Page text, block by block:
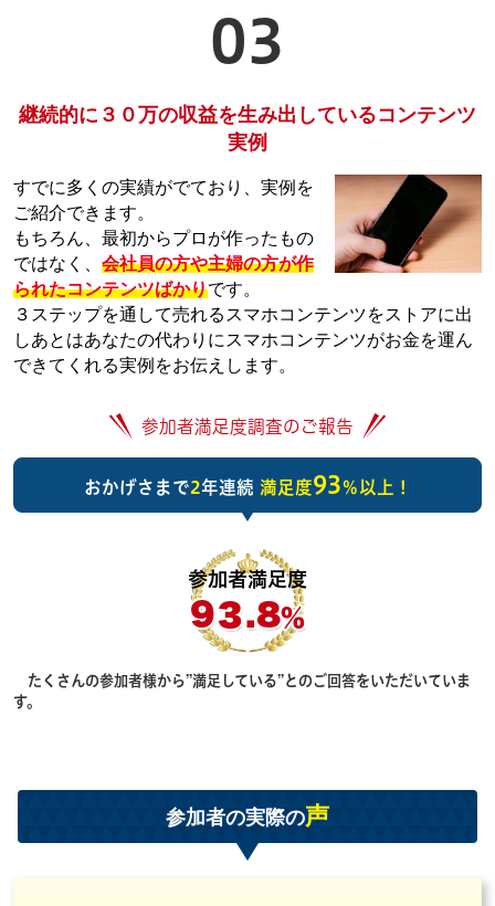
03
継続的に３０万の収益を生み出しているコンテンツ
実例
すでに多くの実績がでており、実例を
ご紹介できます。
もちろん、最初からプロが作ったもの
ではなく、 会社員の方や主婦の方が作
られたコンテンツばかりです。
３ステップを通して売れるスマホコンテンツをストアに出
しあとはあなたの代わりにスマホコンテンツがお金を運ん
できてくれる実例をお伝えします。
参加者満足度調査のご報告
おかげさまで2年連続 満足度93％以上！
参加者満足度
9３.8％
たくさんの参加者様から”満足している”とのご回答をいただいていま
す。
参加者の実際の声